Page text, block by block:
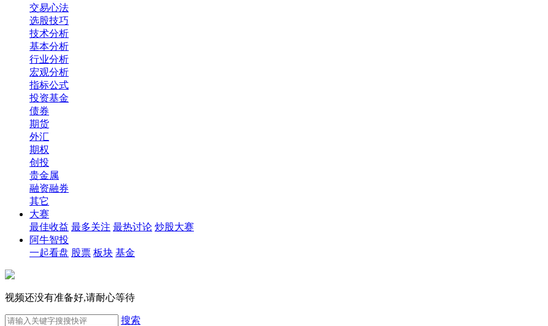
交易心法
选股技巧
技术分析
基本分析
行业分析
宏观分析
指标公式
投资基金
债券
期货
外汇
期权
创投
贵金属
融资融券
其它
大赛
最佳收益 最多关注 最热讨论 炒股大赛
阿牛智投
一起看盘 股票 板块 基金
视频还没有准备好,请耐心等待
搜索